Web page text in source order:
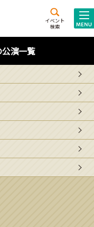
イベント
検索
演一覧